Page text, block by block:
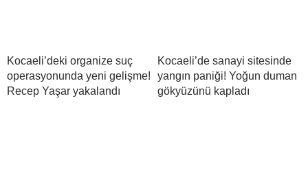
Kocaeli’deki organize suç
operasyonunda yeni gelişme!
Recep Yaşar yakalandı
Kocaeli’de sanayi sitesinde
yangın paniği! Yoğun duman
gökyüzünü kapladı